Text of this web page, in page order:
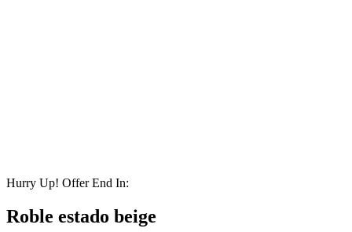
Hurry Up! Offer End In:
Roble estado beige